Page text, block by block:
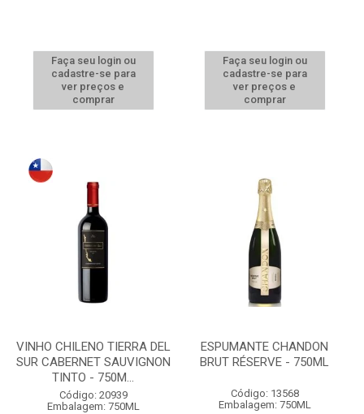
Faça seu login ou
cadastre-se para
ver preços e
comprar
Faça seu login ou
cadastre-se para
ver preços e
comprar
VINHO CHILENO TIERRA DEL
SUR CABERNET SAUVIGNON
TINTO - 750M...
Código: 20939
Embalagem: 750ML
ESPUMANTE CHANDON
BRUT RÉSERVE - 750ML
Código: 13568
Embalagem: 750ML